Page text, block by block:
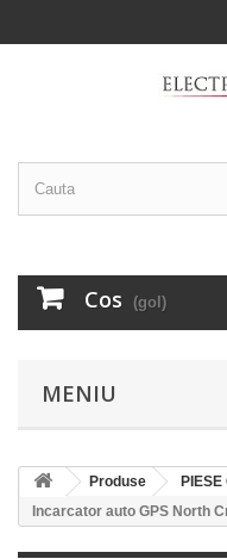
Cos (gol)
MENIU
Produse PIESE
Incarcator auto GPS North